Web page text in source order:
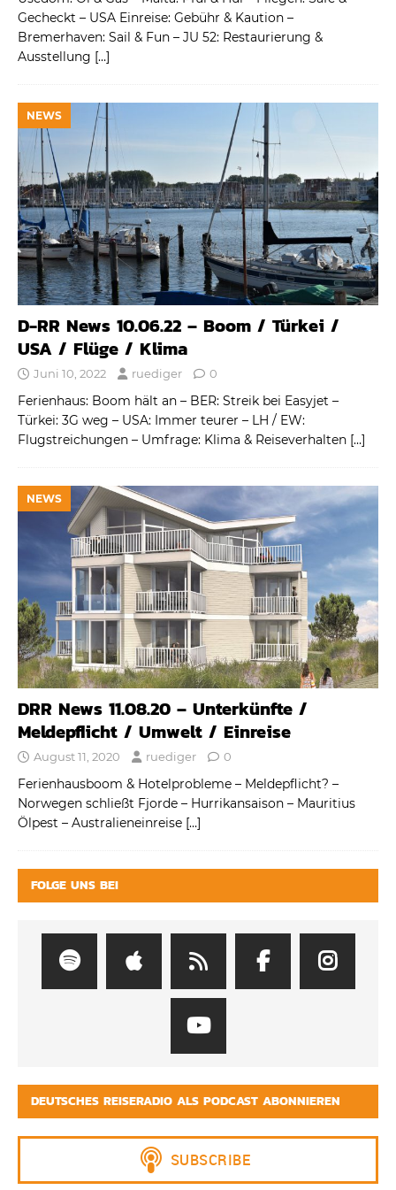
Gecheckt – USA Einreise: Gebühr & Kaution –
Bremerhaven: Sail & Fun – JU 52: Restaurierung &
Ausstellung […]
NEWS
D-RR News 10.06.22 – Boom / Türkei /
USA / Flüge / Klima
Juni 10, 2022 ruediger 0
Ferienhaus: Boom hält an – BER: Streik bei Easyjet –
Türkei: 3G weg – USA: Immer teurer – LH / EW:
Flugstreichungen – Umfrage: Klima & Reiseverhalten […]
NEWS
DRR News 11.08.20 – Unterkünfte /
Meldepflicht / Umwelt / Einreise
August 11, 2020 ruediger 0
Ferienhausboom & Hotelprobleme – Meldepflicht? –
Norwegen schließt Fjorde – Hurrikansaison – Mauritius
Ölpest – Australieneinreise […]
FOLGE UNS BEI
DEUTSCHES REISERADIO ALS PODCAST ABONNIEREN